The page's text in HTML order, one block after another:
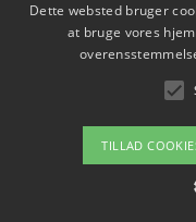
Sådan lærer du
Gentofte
Om /
Dette websted bruger
at bruge vores
TILLAD